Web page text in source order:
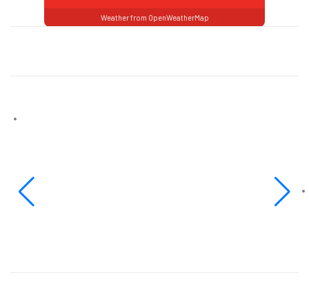
Weather from OpenWeatherMap